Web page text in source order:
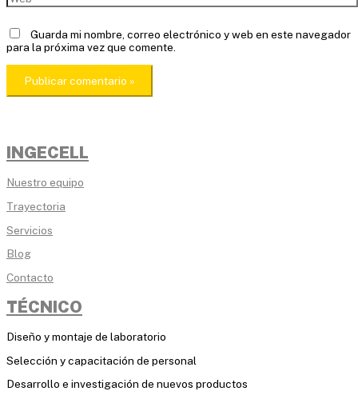
Guarda mi nombre, correo electrónico y web en este navegador
para la próxima vez que comente.
INGECELL
Nuestro equipo
Trayectoria
Servicios
Blog
Contacto
TÉCNICO
Diseño y montaje de laboratorio
Selección y capacitación de personal
Desarrollo e investigación de nuevos productos